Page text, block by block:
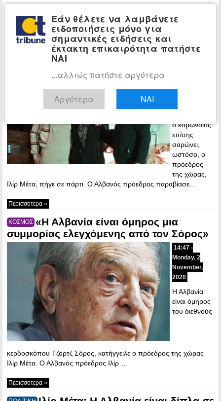
Περισσότερα »
ΚΟΣΜΟΣ Αλβανία: Ο πρόεδρος της χώρας
πήγε σε πάρτι εν μέσω πανδημίας – Οι
πλούσιοι Αλβανοί πάνε Τουρκία
November,
ο κορωνοϊός
επίσης
σαρώνει,
ωστόσο, ο
πρόεδρος
της χώρας,
Ιλίρ Μέτα, πήγε σε πάρτι. Ο Αλβανός πρόεδρος παραβίασε…
Περισσότερα »
ΚΟΣΜΟΣ «Η Αλβανία είναι όμηρος μια
συμμορίας ελεγχόμενης από τον Σόρος»
14:47 -
Monday, 2
November,
2020
Η Αλβανία
είναι όμηρος
του διεθνούς
κερδοσκόπου Τζορτζ Σόρος, κατήγγειλε ο πρόεδρος της χώρας
Ιλίρ Μέτα. Ο Αλβανός πρόεδρος Ιλίρ…
Περισσότερα »
Εάν θέλετε να λαμβάνετε
ειδοποιήσεις μόνο για
σημαντικές ειδήσεις και
έκτακτη επικαιρότητα πατήστε
ΝΑΙ
...αλλιώς πατήστε αργότερα
Αργότερα ΝΑΙ